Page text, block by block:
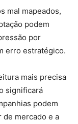
mal mapeados,
podem
por
erro estratégico.
mais precisa
significará
podem
mercado e a